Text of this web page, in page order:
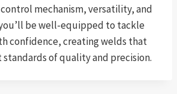
mechanism, versatility, and
be well-equipped to tackle
confidence, creating welds that
of quality and precision.